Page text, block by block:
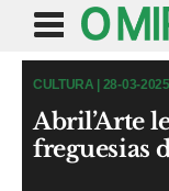
CULTURA | 28-03-2025
Abril’Arte
freguesias